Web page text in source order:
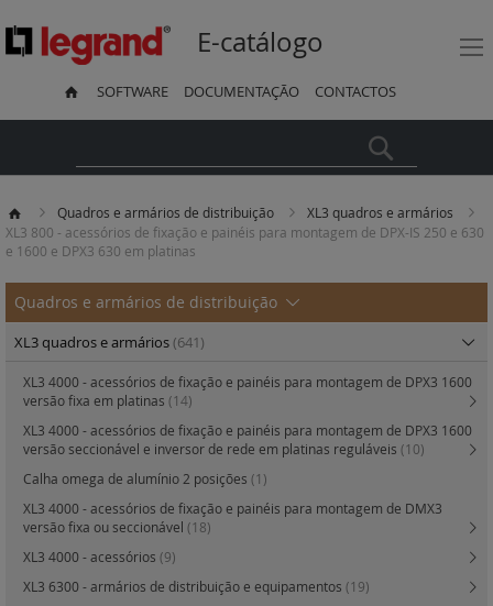
E-catálogo
SOFTWARE DOCUMENTAÇÃO CONTACTOS
Quadros e armários de distribuição
XL3 quadros e armários
XL3 800 - acessórios de fixação e painéis para montagem de DPX-IS 250 e 630
e 1600 e DPX3 630 em platinas
Quadros e armários de distribuição
XL3 quadros e armários(641)
XL3 4000 - acessórios de fixação e painéis para montagem de DPX3 1600
versão fixa em platinas (14)
XL3 4000 - acessórios de fixação e painéis para montagem de DPX3 1600
versão seccionável e inversor de rede em platinas reguláveis (10)
Calha omega de alumínio 2 posições (1)
XL3 4000 - acessórios de fixação e painéis para montagem de DMX3
versão fixa ou seccionável (18)
XL3 4000 - acessórios (9)
XL3 6300 - armários de distribuição e equipamentos (19)